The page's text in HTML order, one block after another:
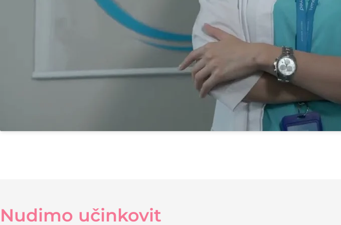
Nudimo učinkovit